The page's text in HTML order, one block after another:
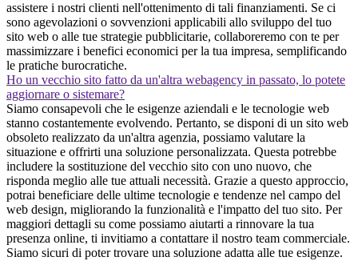
assistere i nostri clienti nell'ottenimento di tali finanziamenti. Se ci
sono agevolazioni o sovvenzioni applicabili allo sviluppo del tuo
sito web o alle tue strategie pubblicitarie, collaboreremo con te per
massimizzare i benefici economici per la tua impresa, semplificando
le pratiche burocratiche.
Ho un vecchio sito fatto da un'altra webagency in passato, lo potete
aggiornare o sistemare?
Siamo consapevoli che le esigenze aziendali e le tecnologie web
stanno costantemente evolvendo. Pertanto, se disponi di un sito web
obsoleto realizzato da un'altra agenzia, possiamo valutare la
situazione e offrirti una soluzione personalizzata. Questa potrebbe
includere la sostituzione del vecchio sito con uno nuovo, che
risponda meglio alle tue attuali necessità. Grazie a questo approccio,
potrai beneficiare delle ultime tecnologie e tendenze nel campo del
web design, migliorando la funzionalità e l'impatto del tuo sito. Per
maggiori dettagli su come possiamo aiutarti a rinnovare la tua
presenza online, ti invitiamo a contattare il nostro team commerciale.
Siamo sicuri di poter trovare una soluzione adatta alle tue esigenze.